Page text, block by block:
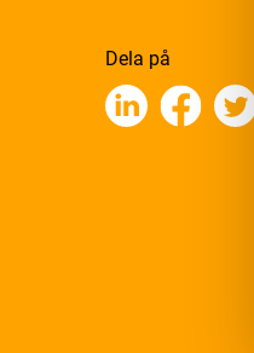
Dela på